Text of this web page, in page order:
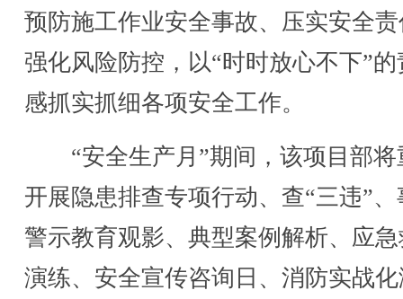
预防施工作业安全事故、压实安全
强化风险防控，以“时时放心不下”的
感抓实抓细各项安全工作。
“安全生产月”期间，该项目部将
开展隐患排查专项行动、查“三违”、
警示教育观影、典型案例解析、应
演练、安全宣传咨询日、消防实战